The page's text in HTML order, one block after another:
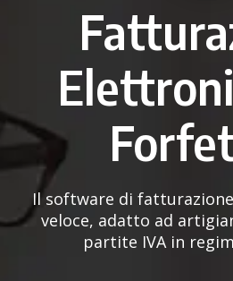
Il software di
veloce, adatto ad
partite IVA in